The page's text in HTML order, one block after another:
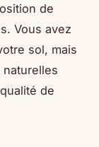
de
Vous avez
sol, mais
de